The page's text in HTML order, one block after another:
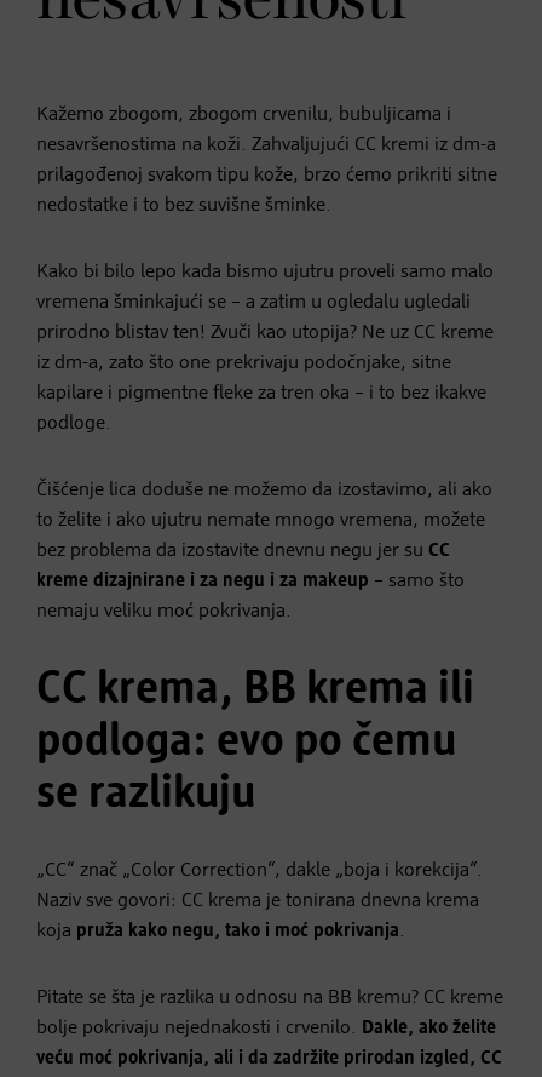
Kažemo zbogom, zbogom crvenilu, bubuljicama i
nesavršenostima na koži. Zahvaljujući CC kremi iz dm-a
prilagođenoj svakom tipu kože, brzo ćemo prikriti sitne
nedostatke i to bez suvišne šminke.
Kako bi bilo lepo kada bismo ujutru proveli samo malo
vremena šminkajući se – a zatim u ogledalu ugledali
prirodno blistav ten! Zvuči kao utopija? Ne uz CC kreme
iz dm-a, zato što one prekrivaju podočnjake, sitne
kapilare i pigmentne fleke za tren oka – i to bez ikakve
podloge.
Čišćenje lica doduše ne možemo da izostavimo, ali ako
to želite i ako ujutru nemate mnogo vremena, možete
bez problema da izostavite dnevnu negu jer su CC
kreme dizajnirane i za negu i za makeup – samo što
nemaju veliku moć pokrivanja.
CC krema, BB krema ili
podloga: evo po čemu
se razlikuju
„CC“ znač „Color Correction“, dakle „boja i korekcija“.
Naziv sve govori: CC krema je tonirana dnevna krema
koja pruža kako negu, tako i moć pokrivanja.
Pitate se šta je razlika u odnosu na BB kremu? CC kreme
bolje pokrivaju nejednakosti i crvenilo. Dakle, ako želite
veću moć pokrivanja, ali i da zadržite prirodan izgled, CC